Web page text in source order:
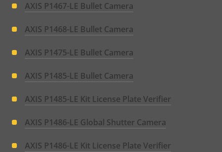
AXIS P1467-LE Bullet Camera
AXIS P1468-LE Bullet Camera
AXIS P1475-LE Bullet Camera
AXIS P1485-LE Bullet Camera
AXIS P1485-LE Kit License Plate Verifier
AXIS P1486-LE Global Shutter Camera
AXIS P1486-LE Kit License Plate Verifier